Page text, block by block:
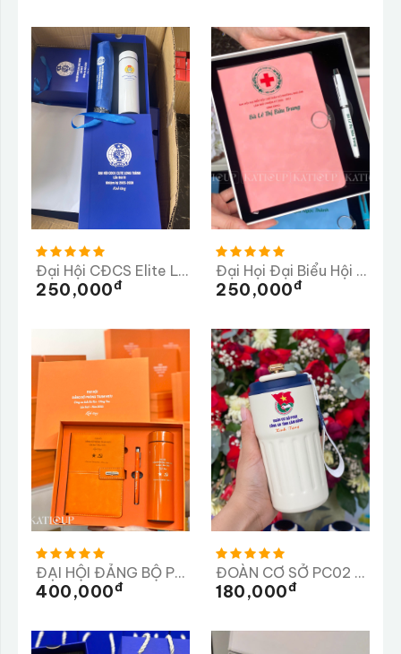
Đại Hội CĐCS Elite Long Thành Lần Thứ 3 Nhiệm Kỳ 2025-2026
250,000Đ
Đại Họi Đại Biểu Hội Chữ Thập Đỏ Phường Phú Lâm
250,000Đ
ĐẠI HỘI ĐẢNG BỘ PHÒNG THAM MƯU
400,000Đ
ĐOÀN CƠ SỞ PC02 CÔNG AN TỈNH LÂM ĐỒNG
180,000Đ